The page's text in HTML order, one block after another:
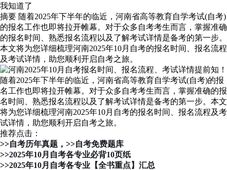
我知道了
摘要 随着2025年下半年的临近，河南省高等教育自学考试(自考)
的报名工作也即将拉开帷幕。对于众多自考考生而言，掌握准确
的报名时间、熟悉报名流程以及了解考试详情是备考的第一步。
本文将为您详细梳理河南2025年10月自考的报名时间、报名流程
及考试详情，助您顺利开启自考之旅。
随着2025年下半年的临近，河南省高等教育自学考试(自考)的报
名工作也即将拉开帷幕。对于众多自考考生而言，掌握准确的报
名时间、熟悉报名流程以及了解考试详情是备考的第一步。本文
将为您详细梳理河南2025年10月自考的报名时间、报名流程及考
试详情，助您顺利开启自考之旅。
推荐点击：
>>自考历年真题 ，>>自考免费题库
>>2025年10月自考各专业必背10页纸
>>2025年10月自考各专业【全书重点】汇总